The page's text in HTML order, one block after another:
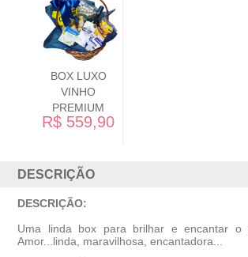
DESCRIÇÃO
DESCRIÇÃO:
Uma linda box para brilhar e encantar o
Amor...linda, maravilhosa, encantadora...